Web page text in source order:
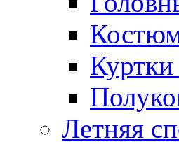
Летняя